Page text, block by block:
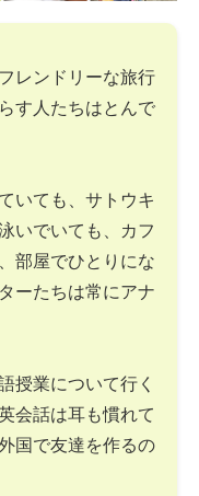
レンドリーな旅行
す人たちはとんで
いても、サトウキ
いでいても、カフ
部屋でひとりにな
ーたちは常にアナ
授業について行く
会話は耳も慣れて
国で友達を作るの